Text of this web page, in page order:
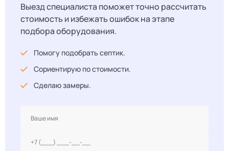
Выезд специалиста поможет точно рассчитать
стоимость и избежать ошибок на этапе
подбора оборудования.
Помогу подобрать септик.
Сориентирую по стоимости.
Сделаю замеры.